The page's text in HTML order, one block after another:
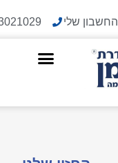
החשבון שלי